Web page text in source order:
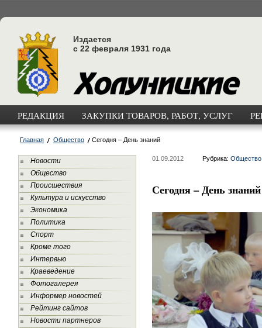
Издается
с 22 февраля 1931 года
РЕДАКЦИЯ ЗАКУПКИ ТОВАРОВ, РАБОТ, УСЛУГ
Главная Общество Сегодня – День знаний
Новости
Общество
Происшествия
Культура и искусство
Экономика
Политика
Спорт
Кроме того
Интервью
Краеведение
Фотогалерея
Информер новостей
Рейтинг сайтов
Новости партнеров
01.09.2012 Рубрика: Общество
Сегодня – День знаний